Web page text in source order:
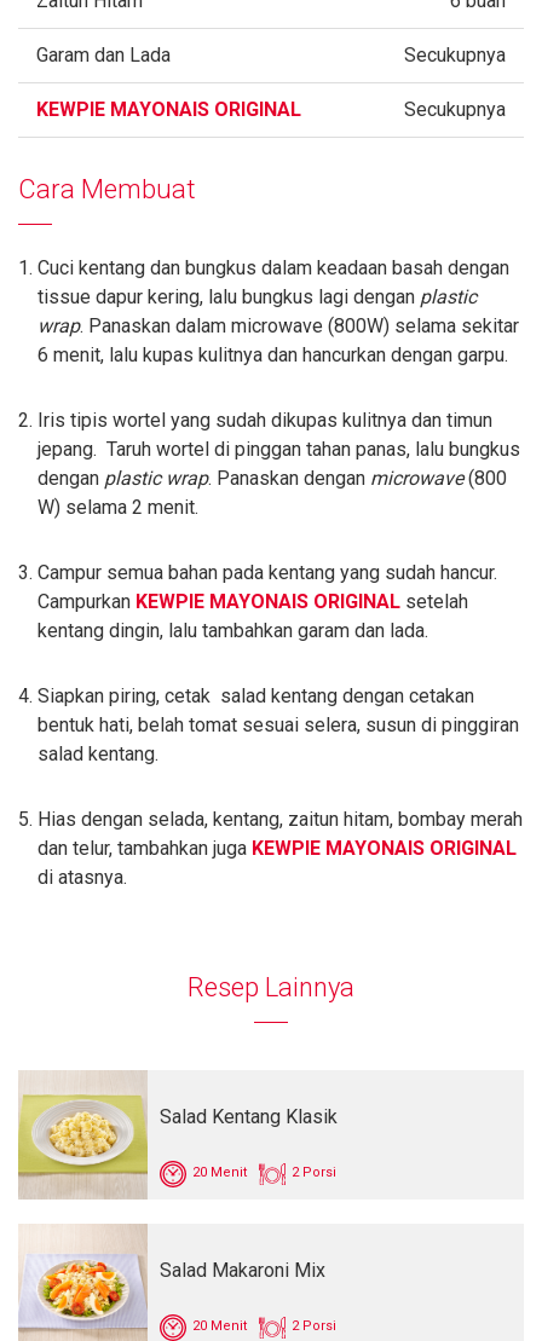
Garam dan Lada Secukupnya
KEWPIE MAYONAIS ORIGINAL Secukupnya
Cara Membuat
Cuci kentang dan bungkus dalam keadaan basah dengan
tissue dapur kering, lalu bungkus lagi dengan plastic
wrap. Panaskan dalam microwave (800W) selama sekitar
6 menit, lalu kupas kulitnya dan hancurkan dengan garpu.
Iris tipis wortel yang sudah dikupas kulitnya dan timun
jepang. Taruh wortel di pinggan tahan panas, lalu bungkus
dengan plastic wrap. Panaskan dengan microwave(800
W) selama 2 menit.
Campur semua bahan pada kentang yang sudah hancur.
Campurkan KEWPIE MAYONAIS ORIGINAL setelah
kentang dingin, lalu tambahkan garam dan lada.
Siapkan piring, cetak salad kentang dengan cetakan
bentuk hati, belah tomat sesuai selera, susun di pinggiran
salad kentang.
Hias dengan selada, kentang, zaitun hitam, bombay merah
dan telur, tambahkan juga KEWPIE MAYONAIS ORIGINAL
di atasnya.
Resep Lainnya
Salad Kentang Klasik
20 Menit 2 Porsi
Salad Makaroni Mix
20 Menit 2 Porsi